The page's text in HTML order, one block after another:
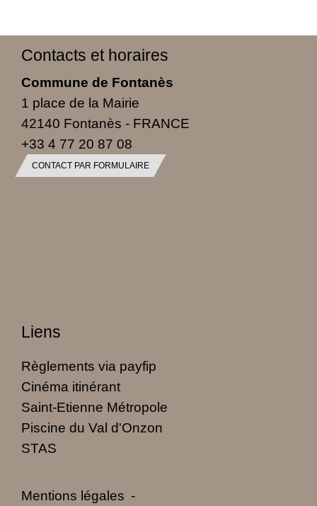
Contacts et horaires
Commune de Fontanès
1 place de la Mairie
42140 Fontanès - FRANCE
+33 4 77 20 87 08
CONTACT PAR FORMULAIRE
Liens
Règlements via payfip
Cinéma itinérant
Saint-Etienne Métropole
Piscine du Val d'Onzon
STAS
Mentions légales -